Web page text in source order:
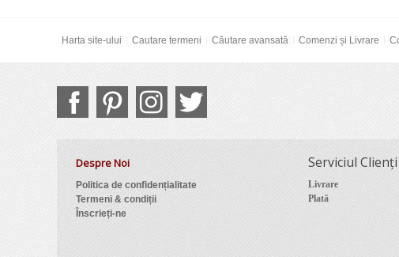
Harta site-ului Cautare termeni Căutare avansată Comenzi și Livrare
Despre Noi
Politica de confidențialitate
Termeni & condiții
Înscrieți-ne
Serviciul Clienți
Livrare
Plată